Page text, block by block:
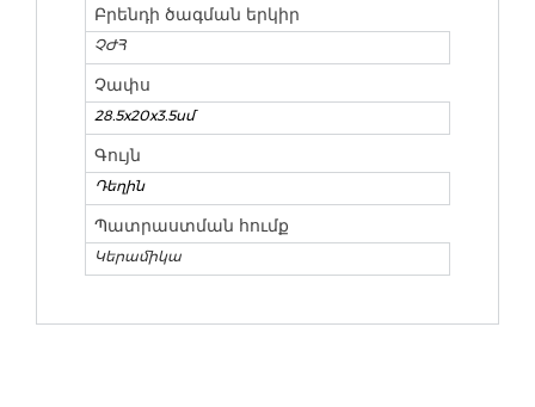
Բրենդի ծագման երկիր
ՉԺՀ
Չափս
28.5x20x3.5սմ
Գույն
Դեղին
Պատրաստման հումք
Կերամիկա